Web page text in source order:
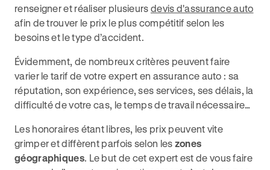
renseigner et réaliser plusieurs devis d'assurance auto
afin de trouver le prix le plus compétitif selon les
besoins et le type d’accident.
Évidemment, de nombreux critères peuvent faire
varier le tarif de votre expert en assurance auto : sa
réputation, son expérience, ses services, ses délais, la
difficulté de votre cas, le temps de travail nécessaire…
Les honoraires étant libres, les prix peuvent vite
grimper et diffèrent parfois selon les zones
géographiques. Le but de cet expert est de vous faire